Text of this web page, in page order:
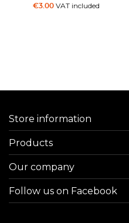
included
Store information
Products
Our company
Follow us on Facebook